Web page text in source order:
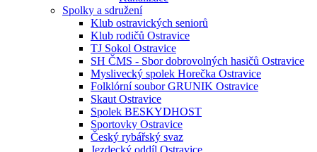
Spolky a sdružení
Klub ostravických seniorů
Klub rodičů Ostravice
TJ Sokol Ostravice
SH ČMS - Sbor dobrovolných hasičů Ostravice
Myslivecký spolek Horečka Ostravice
Folklórní soubor GRUNIK Ostravice
Skaut Ostravice
Spolek BESKYDHOST
Sportovky Ostravice
Český rybářský svaz
Jezdecký oddíl Ostravice